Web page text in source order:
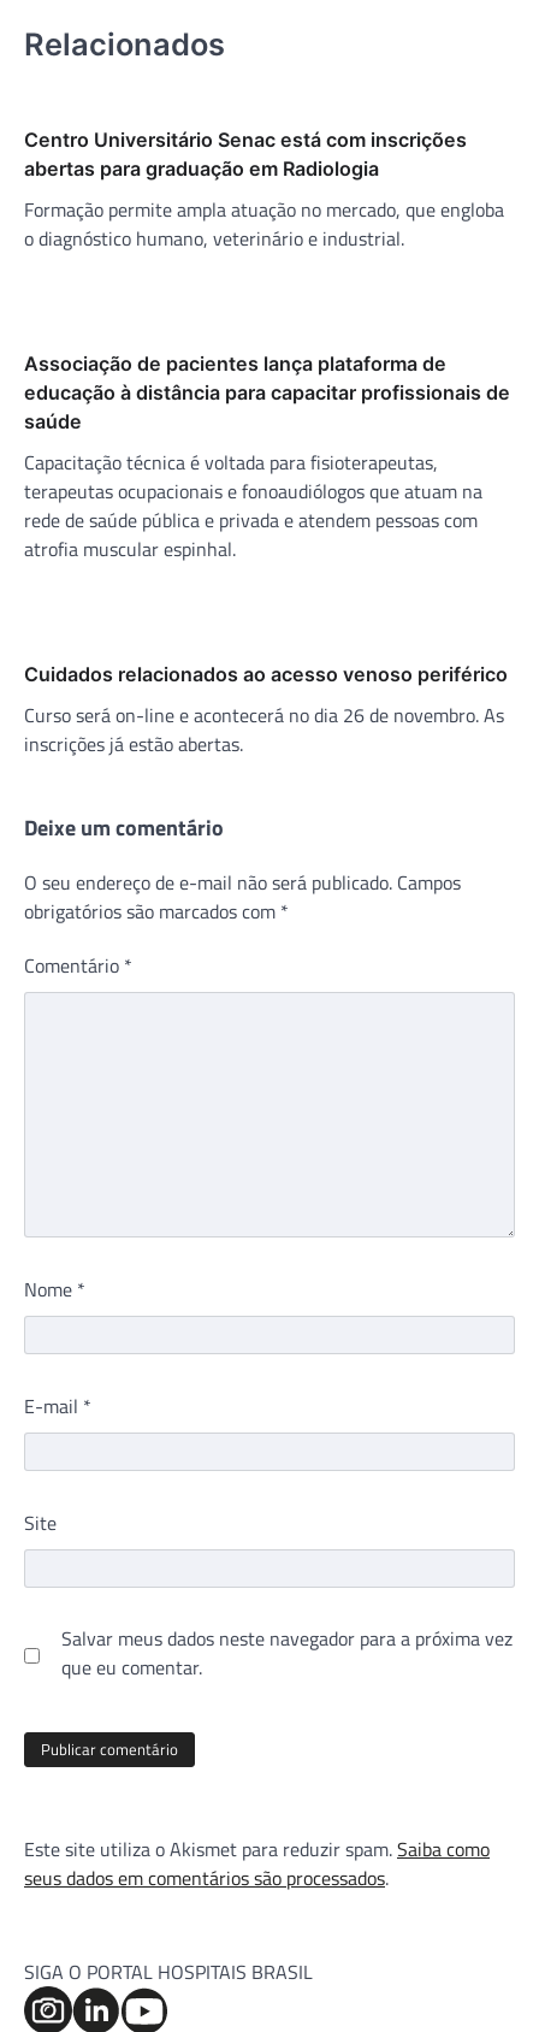
Relacionados
Centro Universitário Senac está com inscrições
abertas para graduação em Radiologia
Formação permite ampla atuação no mercado, que engloba
o diagnóstico humano, veterinário e industrial.
Associação de pacientes lança plataforma de
educação à distância para capacitar profissionais de
saúde
Capacitação técnica é voltada para fisioterapeutas,
terapeutas ocupacionais e fonoaudiólogos que atuam na
rede de saúde pública e privada e atendem pessoas com
atrofia muscular espinhal.
Cuidados relacionados ao acesso venoso periférico
Curso será on-line e acontecerá no dia 26 de novembro. As
inscrições já estão abertas.
Deixe um comentário
O seu endereço de e-mail não será publicado. Campos
obrigatórios são marcados com *
Comentário *
Nome *
E-mail *
Site
Salvar meus dados neste navegador para a próxima vez
que eu comentar.
Este site utiliza o Akismet para reduzir spam.Saiba como
seus dados em comentários são processados.
SIGA O PORTAL HOSPITAIS BRASIL